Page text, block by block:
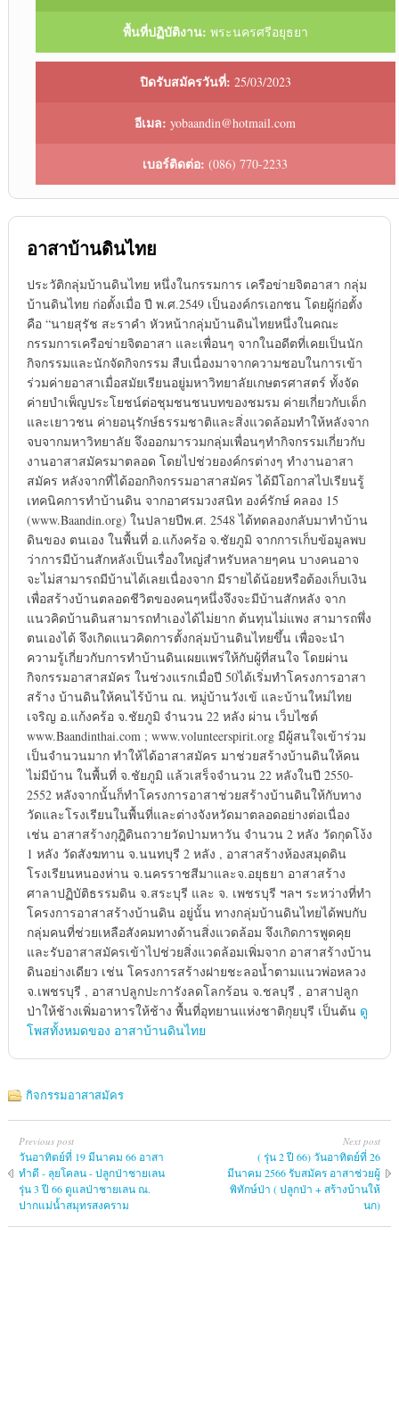
พื้นที่ปฏิบัติงาน: พระนครศรีอยุธยา
ปิดรับสมัครวันที่: 25/03/2023
อีเมล: yobaandin@hotmail.com
เบอร์ติดต่อ: (086) 770-2233
อาสาบ้านดินไทย
ประวัติกลุ่มบ้านดินไทย หนึ่งในกรรมการ เครือข่ายจิตอาสา กลุ่ม
บ้านดินไทย ก่อตั้งเมื่อ ปี พ.ศ.2549 เป็นองค์กรเอกชน โดยผู้ก่อตั้ง
คือ “นายสุรัช สะราคำ หัวหน้ากลุ่มบ้านดินไทยหนึ่งในคณะ
กรรมการเครือข่ายจิตอาสา และเพื่อนๆ จากในอดีตที่เคยเป็นนัก
กิจกรรมและนักจัดกิจกรรม สืบเนื่องมาจากความชอบในการเข้า
ร่วมค่ายอาสาเมื่อสมัยเรียนอยู่มหาวิทยาลัยเกษตรศาสตร์ ทั้งจัด
ค่ายบำเพ็ญประโยชน์ต่อชุมชนชนบทของชมรม ค่ายเกี่ยวกับเด็ก
และเยาวชน ค่ายอนุรักษ์ธรรมชาติและสิ่งแวดล้อมทำให้หลังจาก
จบจากมหาวิทยาลัย จึงออกมารวมกลุ่มเพื่อนๆทำกิจกรรมเกี่ยวกับ
งานอาสาสมัครมาตลอด โดยไปช่วยองค์กรต่างๆ ทำงานอาสา
สมัคร หลังจากที่ได้ออกกิจกรรมอาสาสมัคร ได้มีโอกาสไปเรียนรู้
เทคนิคการทำบ้านดิน จากอาศรมวงสนิท องค์รักษ์ คลอง 15
(www.Baandin.org) ในปลายปีพ.ศ. 2548 ได้ทดลองกลับมาทำบ้าน
ดินของ ตนเอง ในพื้นที่ อ.แก้งคร้อ จ.ชัยภูมิ จากการเก็บข้อมูลพบ
ว่าการมีบ้านสักหลังเป็นเรื่องใหญ่สำหรับหลายๆคน บางคนอาจ
จะไม่สามารถมีบ้านได้เลยเนื่องจาก มีรายได้น้อยหรือต้องเก็บเงิน
เพื่อสร้างบ้านตลอดชีวิตของคนๆหนึ่งจึงจะมีบ้านสักหลัง จาก
แนวคิดบ้านดินสามารถทำเองได้ไม่ยาก ต้นทุนไม่แพง สามารถพึ่ง
ตนเองได้ จึงเกิดแนวคิดการตั้งกลุ่มบ้านดินไทยขึ้น เพื่อจะนำ
ความรู้เกี่ยวกับการทำบ้านดินเผยแพร่ให้กับผู้ที่สนใจ โดยผ่าน
กิจกรรมอาสาสมัคร ในช่วงแรกเมื่อปี 50ได้เริ่มทำโครงการอาสา
สร้าง บ้านดินให้คนไร้บ้าน ณ. หมู่บ้านวังเข้ และบ้านใหม่ไทย
เจริญ อ.แก้งคร้อ จ.ชัยภูมิ จำนวน 22 หลัง ผ่าน เว็บไซต์
www.Baandinthai.com ; www.volunteerspirit.org มีผู้สนใจเข้าร่วม
เป็นจำนวนมาก ทำให้ได้อาสาสมัคร มาช่วยสร้างบ้านดินให้คน
ไม่มีบ้าน ในพื้นที่ จ.ชัยภูมิ แล้วเสร็จจำนวน 22 หลังในปี 2550-
2552 หลังจากนั้นก็ทำโครงการอาสาช่วยสร้างบ้านดินให้กับทาง
วัดและโรงเรียนในพื้นที่และต่างจังหวัดมาตลอดอย่างต่อเนื่อง
เช่น อาสาสร้างกุฎิดินถวายวัดป่ามหาวัน จำนวน 2 หลัง วัดกุดโง้ง
1 หลัง วัดสังฆทาน จ.นนทบุรี 2 หลัง , อาสาสร้างห้องสมุดดิน
โรงเรียนหนองห่าน จ.นครราชสีมาและจ.อยุธยา อาสาสร้าง
ศาลาปฏิบัติธรรมดิน จ.สระบุรี และ จ. เพชรบุรี ฯลฯ ระหว่างที่ทำ
โครงการอาสาสร้างบ้านดิน อยู่นั้น ทางกลุ่มบ้านดินไทยได้พบกับ
กลุ่มคนที่ช่วยเหลือสังคมทางด้านสิ่งแวดล้อม จึงเกิดการพูดคุย
และรับอาสาสมัครเข้าไปช่วยสิ่งแวดล้อมเพิ่มจาก อาสาสร้างบ้าน
ดินอย่างเดียว เช่น โครงการสร้างฝายชะลอน้ำตามแนวพ่อหลวง
จ.เพชรบุรี , อาสาปลูกปะการังลดโลกร้อน จ.ชลบุรี , อาสาปลูก
ป่าให้ช้างเพิ่มอาหารให้ช้าง พื้นที่อุทยานแห่งชาติกุยบุรี เป็นต้น ดู
โพสทั้งหมดของ อาสาบ้านดินไทย
กิจกรรมอาสาสมัคร
Previous post
วันอาทิตย์ที่ 19 มีนาคม 66 อาสา
ทำดี - ลุยโคลน - ปลูกป่าชายเลน
รุ่น 3 ปี 66 ดูแลป่าชายเลน ณ.
ปากแม่น้ำสมุทรสงคราม
Next post
( รุ่น 2 ปี 66) วันอาทิตย์ที่ 26
มีนาคม 2566 รับสมัคร อาสาช่วยผู้
พิทักษ์ป่า ( ปลูกป่า + สร้างบ้านให้
นก)